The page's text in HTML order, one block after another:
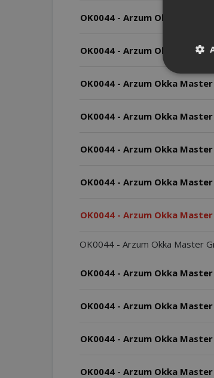
OK0044 - Arzum Okka
OK0044 - Arzum Okka
OK0044 - Arzum Okka
OK0044 - Arzum Okka
OK0044 - Arzum Okka Master
OK0044 - Arzum Okka
OK0044 - Arzum Okka Master
OK0044 - Arzum Okka